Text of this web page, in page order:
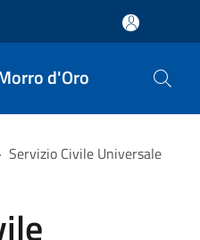
d'Oro
Servizio Civile Universale